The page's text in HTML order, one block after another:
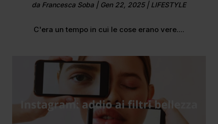
da Francesca Soba | Gen 22, 2025| LIFESTYLE
C'era un tempo in cui le cose erano vere....